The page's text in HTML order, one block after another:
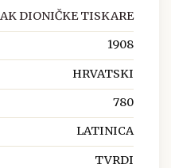
DIONIČKE TISKARE
1908
HRVATSKI
780
LATINICA
TVRDI